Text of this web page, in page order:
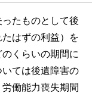
たものとして後
はずの利益）を
くらいの期間に
ては後遺障害の
働能力喪失期間